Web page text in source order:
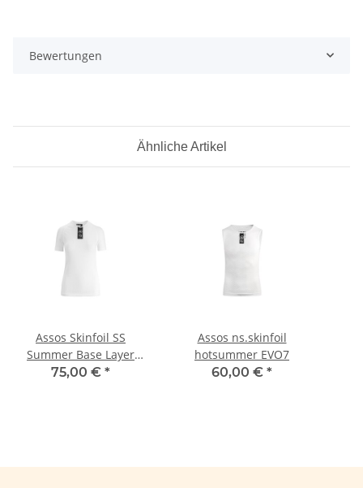
Bewertungen
Ähnliche Artikel
Assos Skinfoil SS
Summer Base Layer
holyWhite
75,00 € *
Assos ns.skinfoil
hotsummer EVO7
60,00 € *